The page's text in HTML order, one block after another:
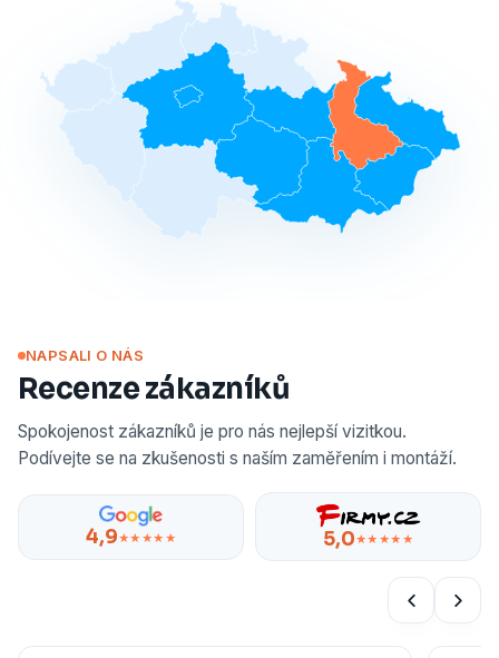
NAPSALI O NÁS
Recenze zákazníků
Spokojenost zákazníků je pro nás nejlepší vizitkou.
Podívejte se na zkušenosti s naším zaměřením i montáží.
4,9★★★★★ 5,0★★★★★